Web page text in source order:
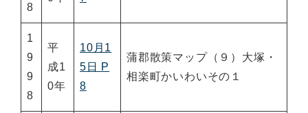
8
1
9
9
8
平
成1
0年
10月1
5日 P
8
蒲郡散策マップ（９）大塚・
相楽町かいわいその１